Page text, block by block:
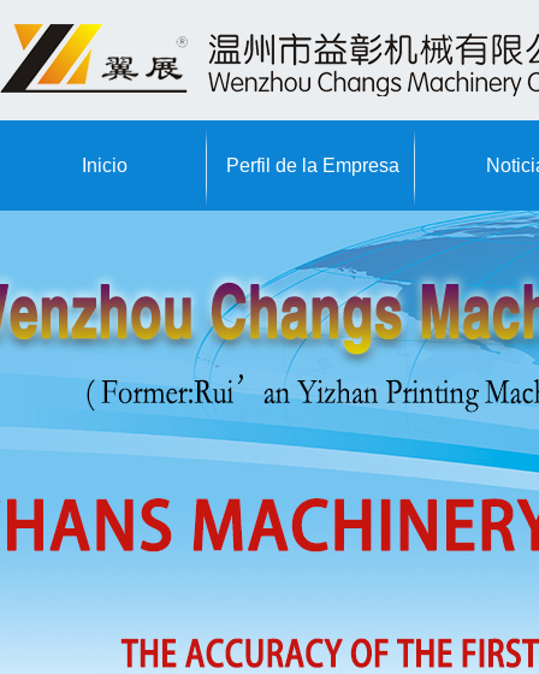
Inicio Perfil de la Empresa